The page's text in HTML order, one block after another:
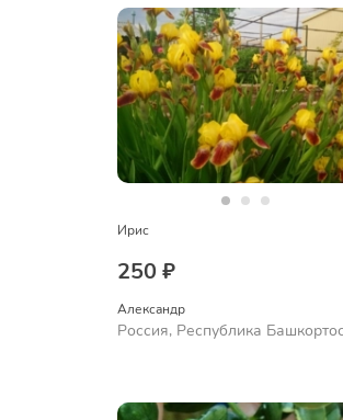
Ирис
250 ₽
Александр
Россия, Республика